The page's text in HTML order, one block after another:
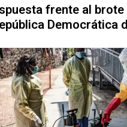
frente al
Democrática